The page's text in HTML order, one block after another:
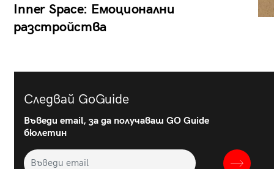
Inner Space: Емоционални
разстройства
Следвай GoGuide
Въведи email, за да получаваш GO Guide
бюлетин